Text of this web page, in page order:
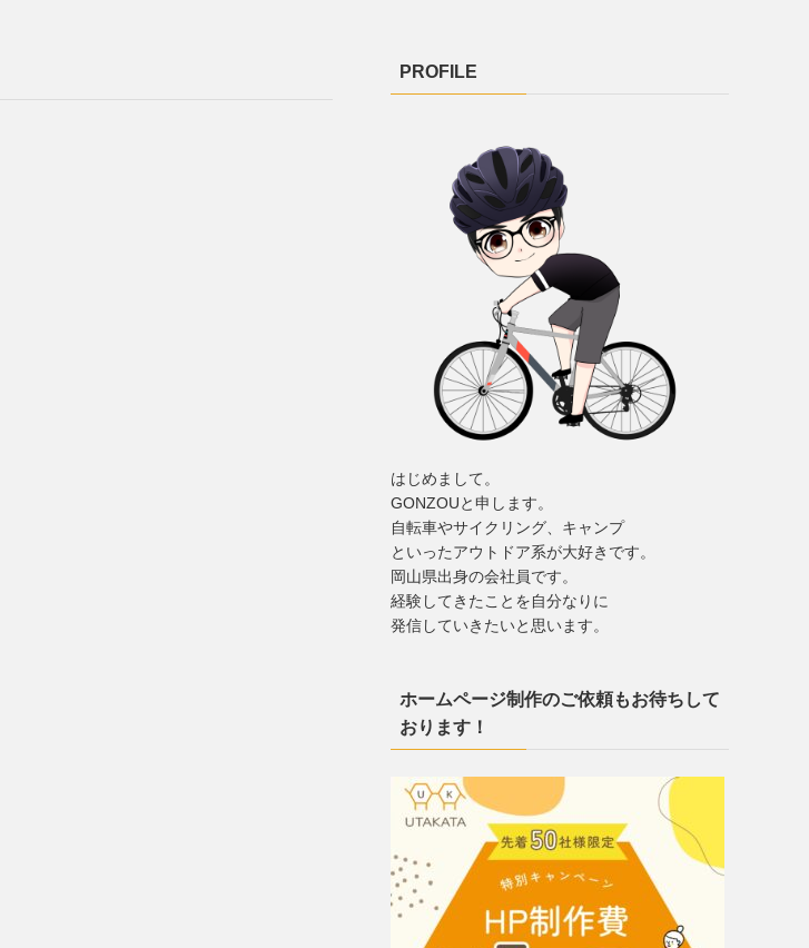
PROFILE
はじめまして。
GONZOUと申します。
自転車やサイクリング、キャンプ
といったアウトドア系が大好きです。
岡山県出身の会社員です。
経験してきたことを自分なりに
発信していきたいと思います。
ホームページ制作のご依頼もお待ちして
おります！